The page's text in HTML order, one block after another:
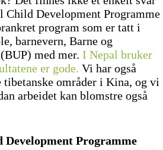
Child Development Programme
program som er tatt i
barnevern, Barne og
med mer. I Nepal bruker
er gode. Vi har også
tibetanske områder i Kina, og vi
arbeidet kan blomstre også
Programme